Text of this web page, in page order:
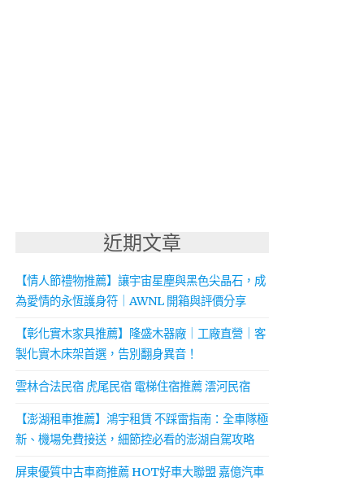
近期文章
【情人節禮物推薦】讓宇宙星塵與黑色尖晶石，成
為愛情的永恆護身符｜AWNL 開箱與評價分享
【彰化實木家具推薦】隆盛木器廠｜工廠直營｜客
製化實木床架首選，告別翻身異音！
雲林合法民宿 虎尾民宿 電梯住宿推薦 澐河民宿
【澎湖租車推薦】鴻宇租賃 不踩雷指南：全車隊極
新、機場免費接送，細節控必看的澎湖自駕攻略
屏東優質中古車商推薦 HOT好車大聯盟 嘉億汽車